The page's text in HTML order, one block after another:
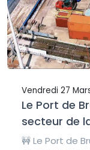
Vendredi 27
Le Port de
secteur de
🚧 Le Port de Bruxelles lance une nouvelle